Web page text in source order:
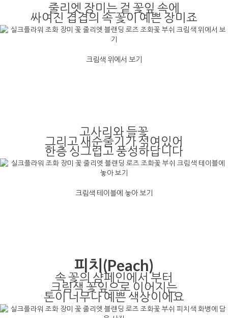
줄리엣 장미는 겉 꽃잎 속에
싸여진 겹겹의 속 꽃이 예쁜 장미죠
크림색 위에서 보기
고사리와 들꽃
그리고 새순줄기가 섞여있어
한층 싱그럽고 풍성하답니다
크림색 테이블에 놓아 보기
피치(Peach)
속 꽃의 샴페인에서 부터
크림색 꽃잎으로 이어지는
톤이 너무나 예쁜 색상이에요